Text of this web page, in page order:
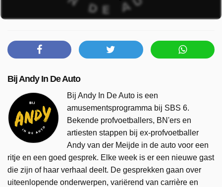
Bij Andy In De Auto
Bij Andy In De Auto is een
amusementsprogramma bij SBS 6.
Bekende profvoetballers, BN'ers en
artiesten stappen bij ex-profvoetballer
Andy van der Meijde in de auto voor een
ritje en een goed gesprek. Elke week is er een nieuwe gast
die zijn of haar verhaal deelt. De gesprekken gaan over
uiteenlopende onderwerpen, variërend van carrière en